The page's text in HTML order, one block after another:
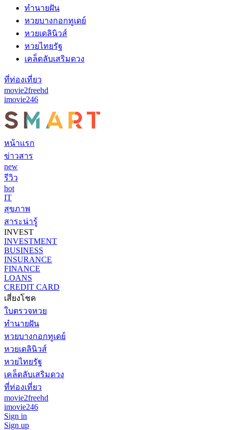
ทำนายฝัน
หวยบางกอกทูเดย์
หวยเดลินิวส์
หวยไทยรัฐ
เคล็ดลับเสริมดวง
ที่ท่องเที่ยว
movie2freehd
imovie246
หน้าแรก
ข่าวสาร
new
รีวิว
hot
IT
สุขภาพ
สาระน่ารู้
INVEST
INVESTMENT
BUSINESS
INSURANCE
FINANCE
LOANS
CREDIT CARD
เสี่ยงโชค
ใบตรวจหวย
ทำนายฝัน
หวยบางกอกทูเดย์
หวยเดลินิวส์
หวยไทยรัฐ
เคล็ดลับเสริมดวง
ที่ท่องเที่ยว
movie2freehd
imovie246
Sign in
Sign up